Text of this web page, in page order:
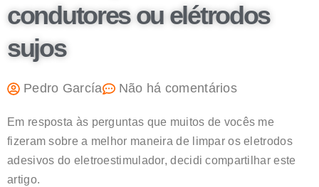
condutores ou elétrodos
sujos
Pedro García Não há comentários
Em resposta às perguntas que muitos de vocês me
fizeram sobre a melhor maneira de limpar os eletrodos
adesivos do eletroestimulador, decidi compartilhar este
artigo.